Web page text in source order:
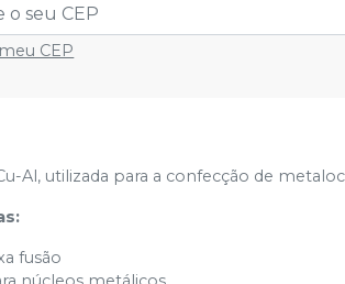
CEP
Al, utilizada para a confecção de
fusão